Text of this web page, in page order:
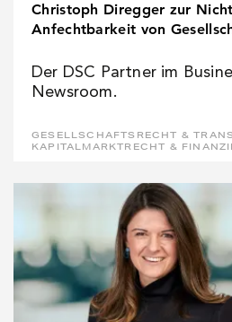
Christoph Diregger zur
Anfechtbarkeit von
Der DSC Partner im
Newsroom.
GESELLSCHAFTSRECHT &
KAPITALMARKTRECHT &